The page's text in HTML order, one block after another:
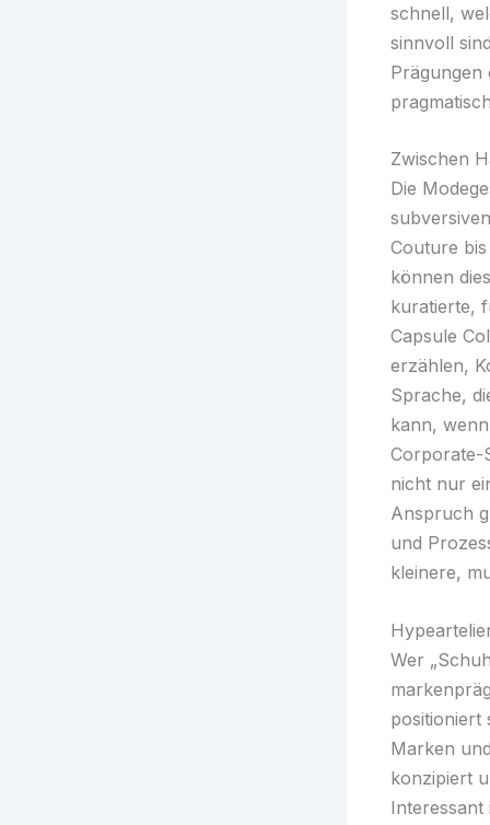
schnell,
sinnvoll
Prägungen
Zwischen
Die
Couture
können
kuratierte,
Capsule
erzählen,
Sprache,
kann,
Corporate-
nicht nur
Anspruch
und
kleinere,
Wer
positioniert
Marken
konzipiert
Interessant